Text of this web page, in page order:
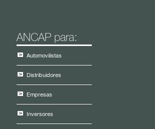
ANCAP para:
Automovilistas
Distribuidores
Empresas
Inversores